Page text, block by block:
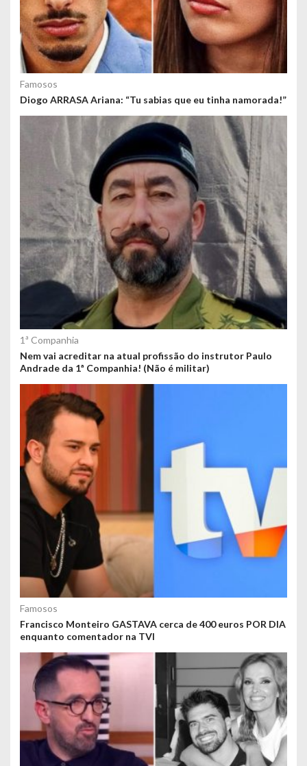
Famosos
Diogo ARRASA Ariana: “Tu sabias que eu tinha namorada!”
1ª Companhia
Nem vai acreditar na atual profissão do instrutor Paulo
Andrade da 1ª Companhia! (Não é militar)
Famosos
Francisco Monteiro GASTAVA cerca de 400 euros POR DIA
enquanto comentador na TVI